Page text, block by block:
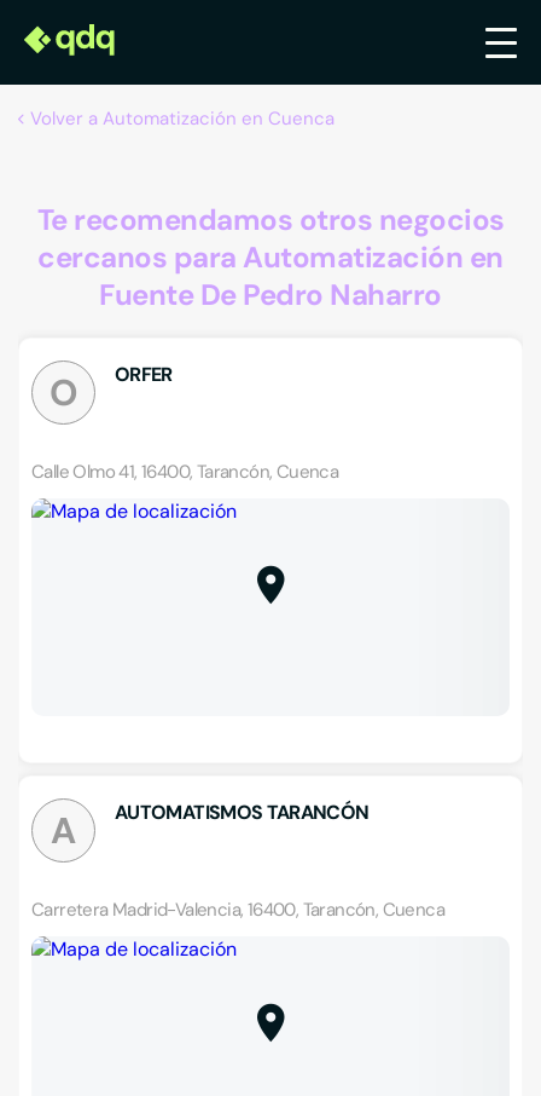
Volver a Automatización en Cuenca
Te recomendamos otros negocios
cercanos para Automatización en
Fuente De Pedro Naharro
O ORFER
Calle Olmo 41, 16400, Tarancón, Cuenca
A AUTOMATISMOS TARANCÓN
Carretera Madrid-Valencia, 16400, Tarancón, Cuenca